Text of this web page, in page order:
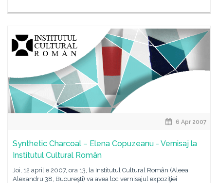
6 Apr 2007
Synthetic Charcoal – Elena Copuzeanu - Vernisaj la
Institutul Cultural Român
Joi, 12 aprilie 2007, ora 13, la Institutul Cultural Român (Aleea
Alexandru 38, Bucureşti) va avea loc vernisajul expoziţiei